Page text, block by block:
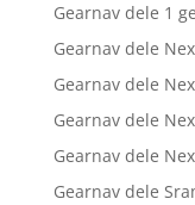
Gearnav dele 1
Gearnav dele
Gearnav dele
Gearnav dele
Gearnav dele
Gearnav dele